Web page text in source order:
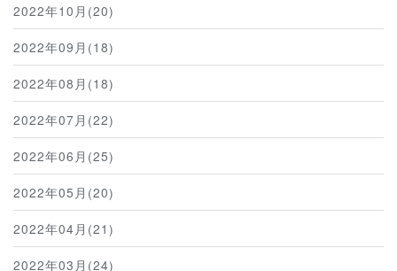
2022年10月(20)
2022年09月(18)
2022年08月(18)
2022年07月(22)
2022年06月(25)
2022年05月(20)
2022年04月(21)
2022年03月(24)